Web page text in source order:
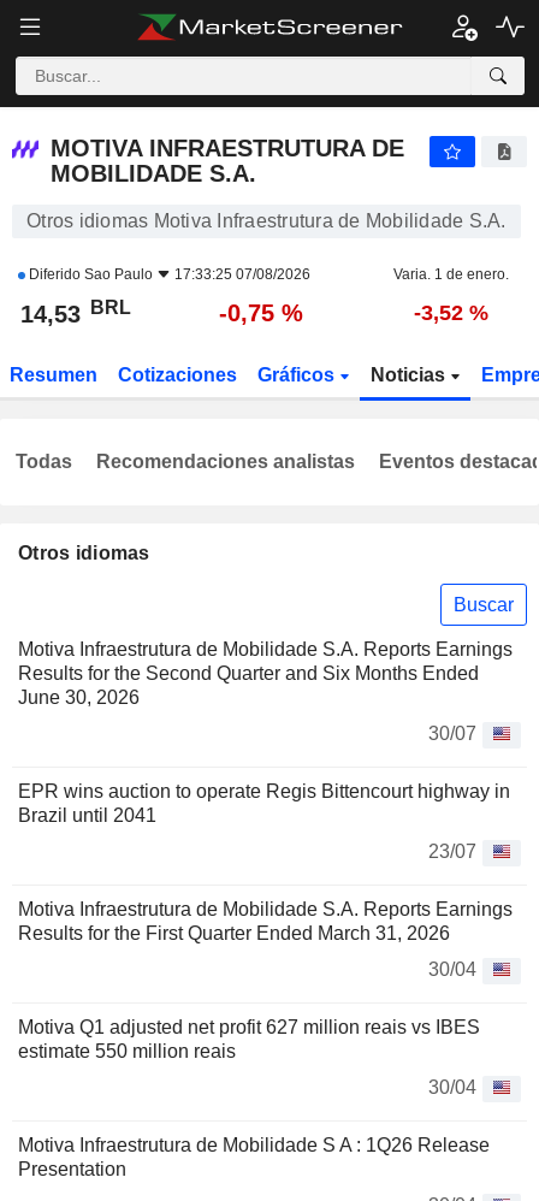
MOTIVA INFRAESTRUTURA DE
MOBILIDADE S.A.
Otros idiomas Motiva Infraestrutura de Mobilidade S.A.
Diferido Sao Paulo 17:33:25 07/08/2026 Varia. 1 de enero.
14,53 BRL -0,75 % -3,52 %
Resumen Cotizaciones Gráficos Noticias
Otros idiomas
Buscar
Motiva Infraestrutura de Mobilidade S.A. Reports Earnings
Results for the Second Quarter and Six Months Ended
June 30, 2026
30/07
EPR wins auction to operate Regis Bittencourt highway in
Brazil until 2041
23/07
Motiva Infraestrutura de Mobilidade S.A. Reports Earnings
Results for the First Quarter Ended March 31, 2026
30/04
Motiva Q1 adjusted net profit 627 million reais vs IBES
estimate 550 million reais
30/04
Motiva Infraestrutura de Mobilidade S A : 1Q26 Release
Presentation
Todas Recomendaciones analistas Eventos